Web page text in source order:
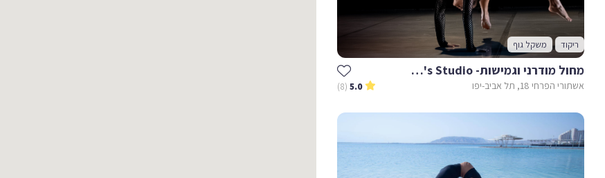
ריקוד משקל גוף
מחול מודרני וגמישות- Navi's Studio
אשתורי הפרחי 18, תל אביב-יפו 5.0
(8)